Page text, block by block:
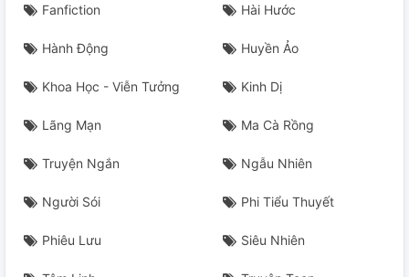
XXIII. In The Living Room (2)
XXIII. In The Living Room (3)
XXIV. In The Cat's Dorm
XXV. In The Elevator
XXVI. In His Heart
Fanfiction Hài Hước
Hành Động Huyền Ảo
Khoa Học - Viễn Tưởng Kinh Dị
Lãng Mạn Ma Cà Rồng
Truyện Ngắn Ngẫu Nhiên
Người Sói Phi Tiểu Thuyết
Phiêu Lưu Siêu Nhiên